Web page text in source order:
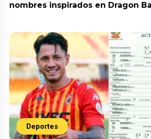
nombres inspirados en Dragon
Deportes